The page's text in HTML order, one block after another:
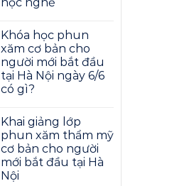
Khóa học phun
xăm cơ bản cho
người mới bắt đầu
tại Hà Nội ngày 6/6
có gì?
Khai giảng lớp
phun xăm thẩm mỹ
cơ bản cho người
mới bắt đầu tại Hà
Nội